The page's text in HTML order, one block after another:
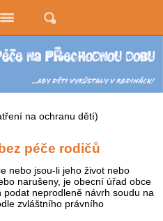
na ochranu dětí)
péče rodičů
nebo jsou-li jeho život nebo
narušeny, je obecní úřad obce
neprodleně návrh soudu na
zvláštního právního